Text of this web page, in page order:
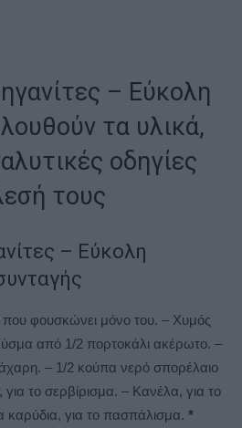
– Εύκολη
τα υλικά,
οδηγίες
τους
– Εύκολη
φουσκώνει μόνο του. – Χυμός
από 1/2 πορτοκάλι ακέρωτο. –
– 1/2 κούπα νερό σπορέλαιο
για το σερβίρισμα. – Κανέλα, για το
για το πασπάλισμα. *